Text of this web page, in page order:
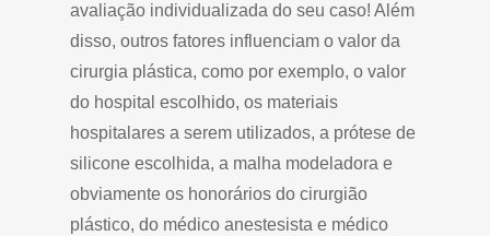
avaliação individualizada do seu caso! Além
disso, outros fatores influenciam o valor da
cirurgia plástica, como por exemplo, o valor
do hospital escolhido, os materiais
hospitalares a serem utilizados, a prótese de
silicone escolhida, a malha modeladora e
obviamente os honorários do cirurgião
plástico, do médico anestesista e médico